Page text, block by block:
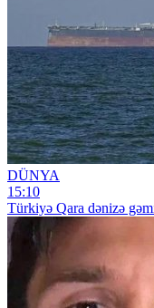
DÜNYA
15:10
Türkiyə Qara dənizə